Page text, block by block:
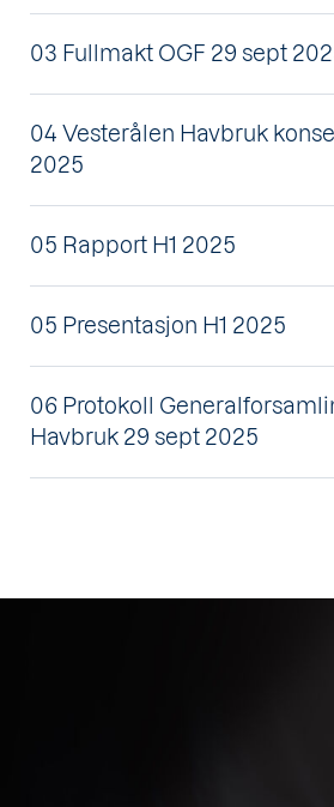
03 Fullmakt OGF 29 sept
04 Vesterålen Havbruk
2025
05 Rapport H1 2025
05 Presentasjon H1 2025
06 Protokoll
Havbruk 29 sept 2025